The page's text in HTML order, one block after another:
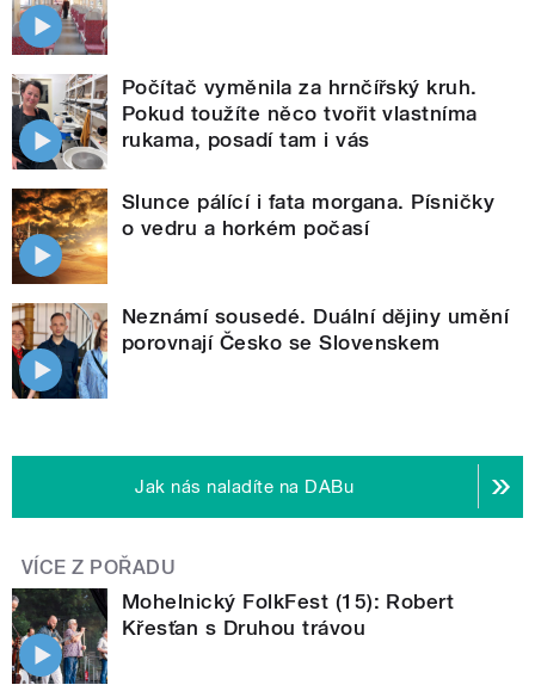
Počítač vyměnila za hrnčířský kruh.
Pokud toužíte něco tvořit vlastníma
rukama, posadí tam i vás
Slunce pálící i fata morgana. Písničky
o vedru a horkém počasí
Neznámí sousedé. Duální dějiny umění
porovnají Česko se Slovenskem
Jak nás naladíte na DABu
VÍCE Z POŘADU
Mohelnický FolkFest (15): Robert
Křesťan s Druhou trávou